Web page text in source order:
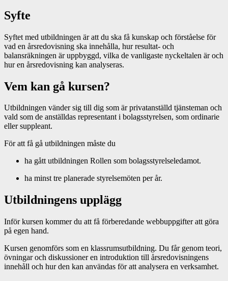
Syfte
Syftet med utbildningen är att du ska få kunskap och förståelse för
vad en årsredovisning ska innehålla, hur resultat- och
balansräkningen är uppbyggd, vilka de vanligaste nyckeltalen är och
hur en årsredovisning kan analyseras.
Vem kan gå kursen?
Utbildningen vänder sig till dig som är privatanställd tjänsteman och
vald som de anställdas representant i bolagsstyrelsen, som ordinarie
eller suppleant.
För att få gå utbildningen måste du
ha gått utbildningen Rollen som bolagsstyrelseledamot.
ha minst tre planerade styrelsemöten per år.
Utbildningens upplägg
Inför kursen kommer du att få förberedande webbuppgifter att göra
på egen hand.
Kursen genomförs som en klassrumsutbildning. Du får genom teori,
övningar och diskussioner en introduktion till årsredovisningens
innehåll och hur den kan användas för att analysera en verksamhet.